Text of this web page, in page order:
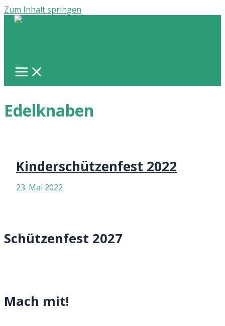
Zum Inhalt springen
Edelknaben
Kinderschützenfest 2022
23. Mai 2022
Schützenfest 2027
Mach mit!